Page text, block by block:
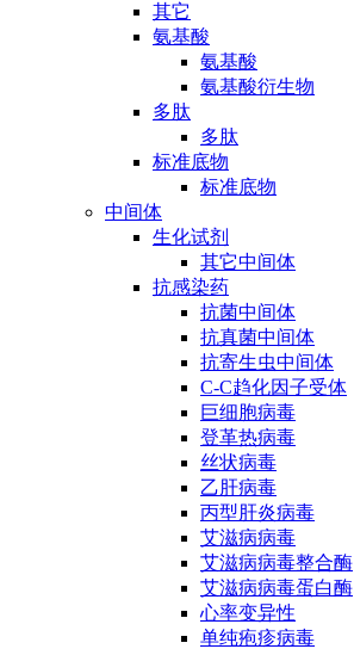
其它
氨基酸
氨基酸
氨基酸衍生物
多肽
多肽
标准底物
标准底物
中间体
生化试剂
其它中间体
抗感染药
抗菌中间体
抗真菌中间体
抗寄生虫中间体
C-C趋化因子受体
巨细胞病毒
登革热病毒
丝状病毒
乙肝病毒
丙型肝炎病毒
艾滋病病毒
艾滋病病毒整合酶
艾滋病病毒蛋白酶
心率变异性
单纯疱疹病毒